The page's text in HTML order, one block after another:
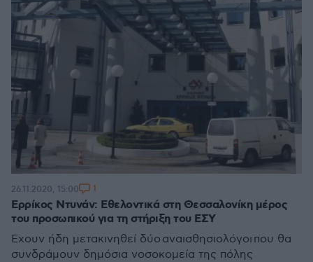
Ερρίκος Ντυνάν: Εθελοντικά στη Θεσσαλονίκη μέρος
του προσωπικού για τη στήριξη του ΕΣΥ
Έχουν ήδη μετακινηθεί δύο αναισθησιολόγοι που θα
συνδράμουν δημόσια νοσοκομεία της πόλης
26.11.2020, 15:00 1